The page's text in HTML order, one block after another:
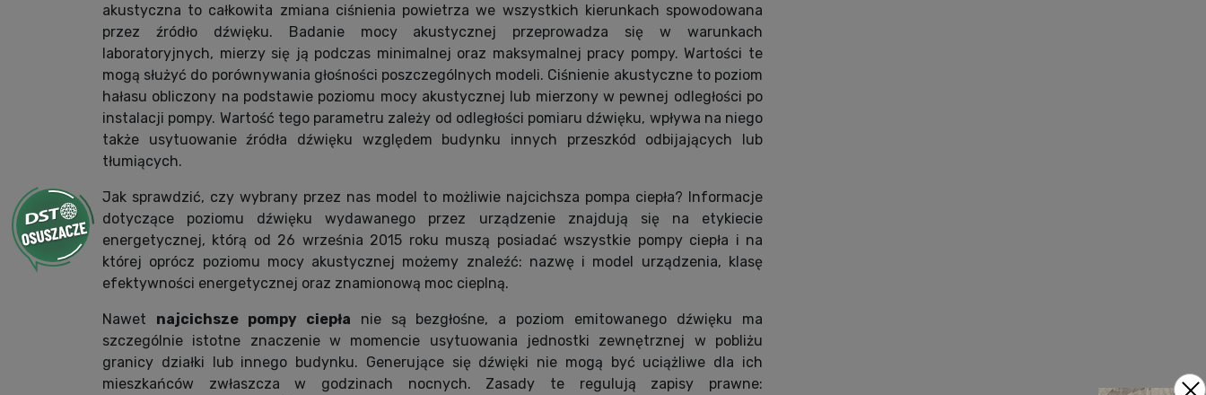
akustyczna to całkowita zmiana ciśnienia powietrza we wszystkich kierunkach spowodowana
przez źródło dźwięku. Badanie mocy akustycznej przeprowadza się w warunkach
laboratoryjnych, mierzy się ją podczas minimalnej oraz maksymalnej pracy pompy. Wartości te
mogą służyć do porównywania głośności poszczególnych modeli. Ciśnienie akustyczne to poziom
hałasu obliczony na podstawie poziomu mocy akustycznej lub mierzony w pewnej odległości po
instalacji pompy. Wartość tego parametru zależy od odległości pomiaru dźwięku, wpływa na niego
także usytuowanie źródła dźwięku względem budynku innych przeszkód odbijających lub
tłumiących.
Jak sprawdzić, czy wybrany przez nas model to możliwie najcichsza pompa ciepła? Informacje
dotyczące poziomu dźwięku wydawanego przez urządzenie znajdują się na etykiecie
energetycznej, którą od 26 września 2015 roku muszą posiadać wszystkie pompy ciepła i na
której oprócz poziomu mocy akustycznej możemy znaleźć: nazwę i model urządzenia, klasę
efektywności energetycznej oraz znamionową moc cieplną.
Nawet najcichsze pompy ciepła nie są bezgłośne, a poziom emitowanego dźwięku ma
szczególnie istotne znaczenie w momencie usytuowania jednostki zewnętrznej w pobliżu
granicy działki lub innego budynku. Generujące się dźwięki nie mogą być uciążliwe dla ich
mieszkańców zwłaszcza w godzinach nocnych. Zasady te regulują zapisy prawne: